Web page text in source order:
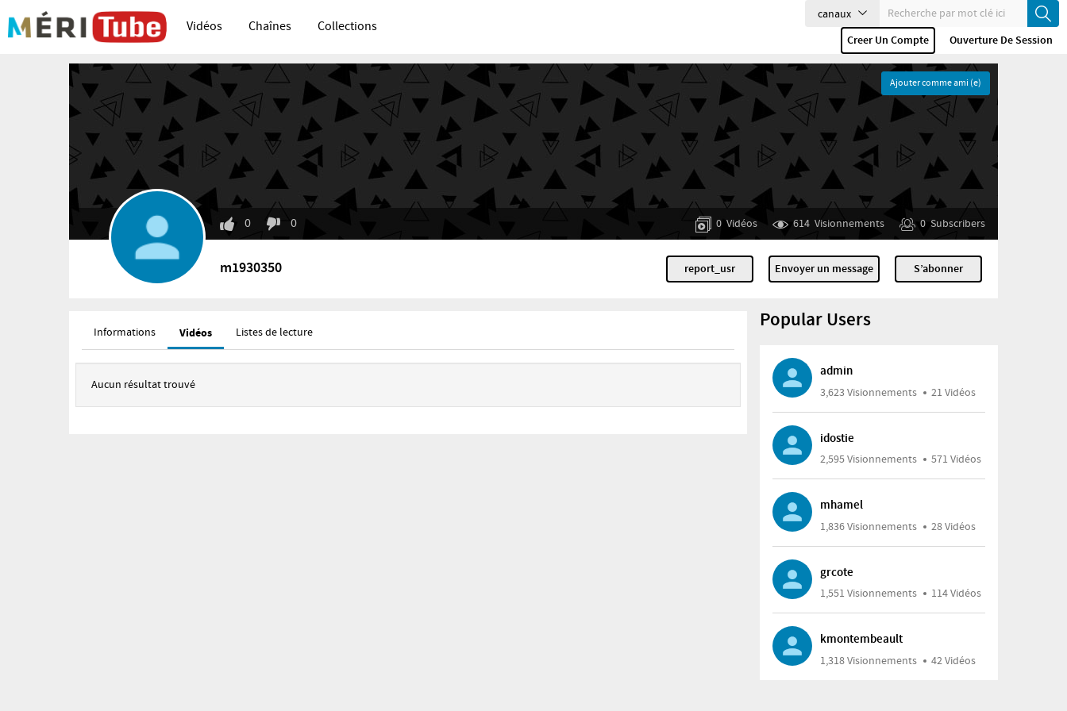
Vidéos Chaînes Collections
canaux
Creer Un Compte
Ouverture De Session
0 0 0 Vidéos 614 Visionnements 0 Subscribers
Ajouter comme ami (e)
m1930350 report_usr Envoyer un message S’abonner
Informations Vidéos Listes de lecture
Aucun résultat trouvé
Popular Users
admin
3,623 Visionnements 21 Vidéos
idostie
2,595 Visionnements 571 Vidéos
mhamel
1,836 Visionnements 28 Vidéos
grcote
1,551 Visionnements 114 Vidéos
kmontembeault
1,318 Visionnements 42 Vidéos